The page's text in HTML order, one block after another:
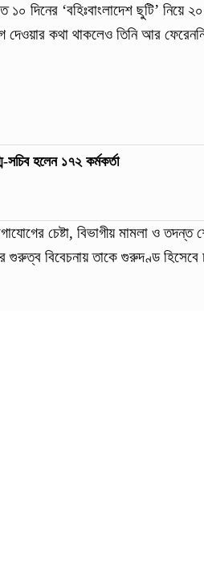
দিনের ‘বহিঃবাংলাদেশ ছুটি’ নিয়ে
কথা থাকলেও তিনি আর
হলেন ১৭২ কর্মকর্তা
চেষ্টা, বিভাগীয় মামলা ও তদন্ত
বিবেচনায় তাকে গুরুদণ্ড হিসেবে